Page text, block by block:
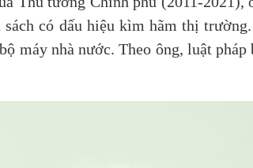
có dấu hiệu kìm hãm thị
máy nhà nước. Theo ông, luật